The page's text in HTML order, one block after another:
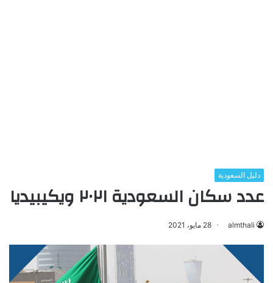
دليل السعودية
عدد سكان السعودية ٢٠٢١ ويكيبيديا
almthali 28 مايو، 2021